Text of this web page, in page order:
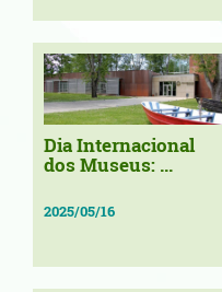
Dia Internacional
dos Museus: ...
2025/05/16